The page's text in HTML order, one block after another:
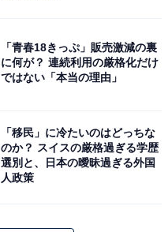
「青春18きっぷ」販売激減の裏
に何が？ 連続利用の厳格化だけ
ではない「本当の理由」
「移民」に冷たいのはどっちな
のか？ スイスの厳格過ぎる学歴
選別と、日本の曖昧過ぎる外国
人政策